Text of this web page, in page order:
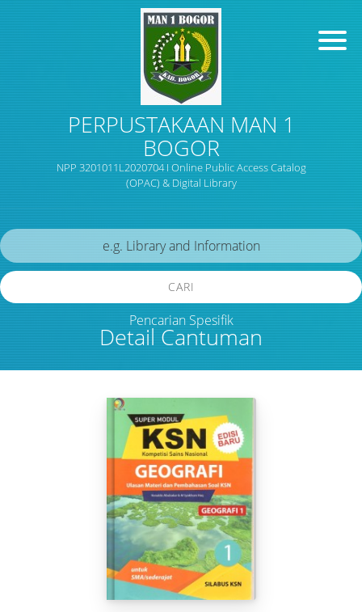
PERPUSTAKAAN MAN 1
BOGOR
NPP 3201011L2020704 I Online Public Access Catalog
(OPAC) & Digital Library
Detail Cantuman
CARI
Pencarian Spesifik